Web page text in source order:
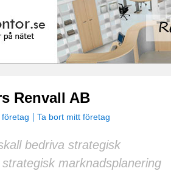
Renvall AB
Ta bort mitt företag
bedriva strategisk
marknadsplanering